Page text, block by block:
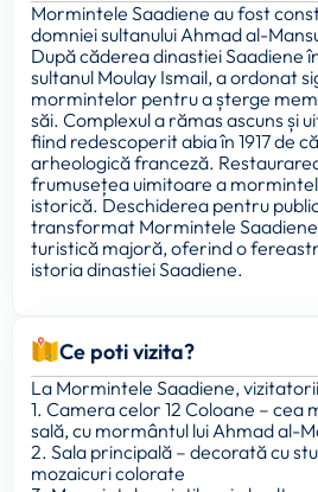
Mormintele Saadiene au fost
domniei sultanului Ahmad al-
După căderea dinastiei Saadiene
sultanul Moulay Ismail, a ordonat
mormintelor pentru a șterge
săi. Complexul a rămas ascuns și
fiind redescoperit abia în 1917 de
arheologică franceză.
frumusețea uimitoare a
istorică. Deschiderea pentru
transformat Mormintele
turistică majoră, oferind o
istoria dinastiei Saadiene.
Ce poti vizita?
La Mormintele Saadiene,
1. Camera celor 12 Coloane – cea
sală, cu mormântul lui Ahmad al-
2. Sala principală – decorată cu
mozaicuri colorate